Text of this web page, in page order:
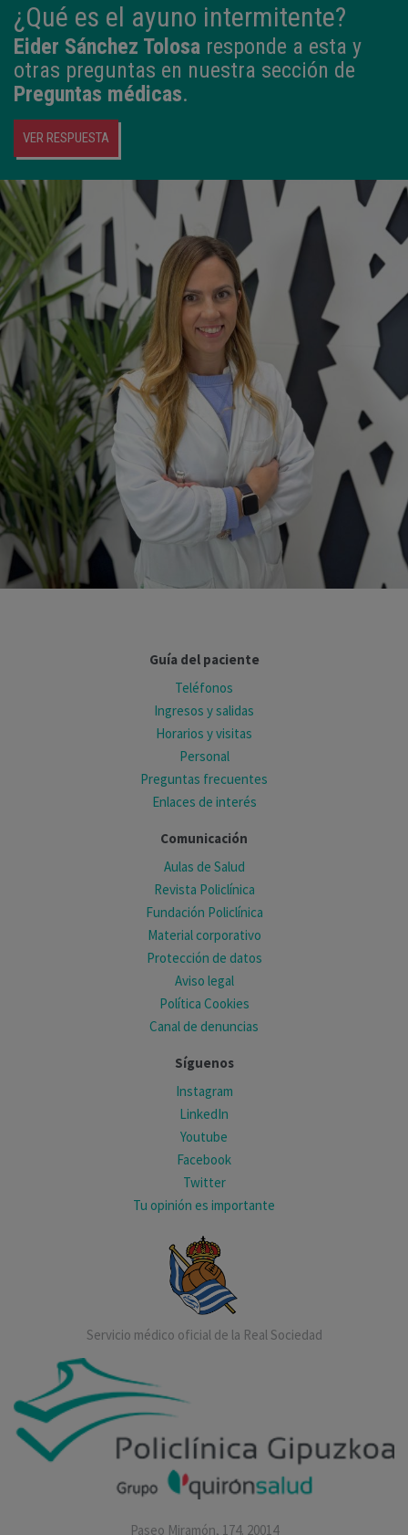
¿Qué es el ayuno intermitente?
Eider Sánchez Tolosa responde a esta y
otras preguntas en nuestra sección de
Preguntas médicas.
VER RESPUESTA
Guía del paciente
Teléfonos
Ingresos y salidas
Horarios y visitas
Personal
Preguntas frecuentes
Enlaces de interés
Comunicación
Aulas de Salud
Revista Policlínica
Fundación Policlínica
Material corporativo
Protección de datos
Aviso legal
Política Cookies
Canal de denuncias
Síguenos
Instagram
LinkedIn
Youtube
Facebook
Twitter
Tu opinión es importante
Servicio médico oficial de la Real Sociedad
Paseo Miramón, 174. 20014